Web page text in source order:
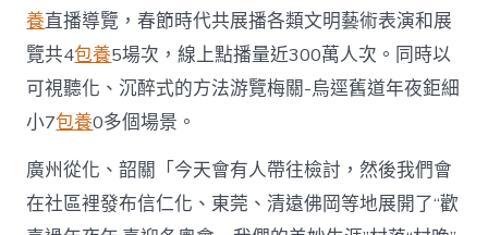
養直播導覽，春節時代共展播各類文明藝術表演和展
覽共4包養5場次，線上點播量近300萬人次。同時以
可視聽化、沉醉式的方法游覽梅關-烏逕舊道年夜鉅細
小7包養0多個場景。
廣州從化、韶關「今天會有人帶往檢討，然後我們會
在社區裡發布信仁化、東莞、清遠佛岡等地展開了“歡